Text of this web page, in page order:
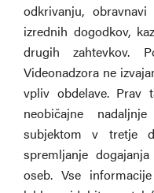
odkrivanju,
izrednih dogodkov,
drugih zahtevkov.
Videonadzora ne
vpliv obdelave. Prav
neobičajne
subjektom v tretje
spremljanje
oseb. Vse